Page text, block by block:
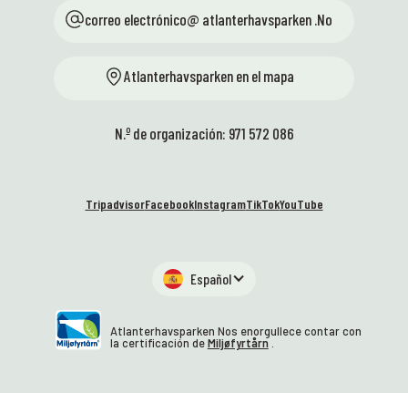
correo electrónico@ atlanterhavsparken .No
Atlanterhavsparken en el mapa
N.º de organización: 971 572 086
TripadvisorFacebookInstagramTikTokYouTube
Español
Atlanterhavsparken Nos enorgullece contar con
la certificación deMiljøfyrtårn.